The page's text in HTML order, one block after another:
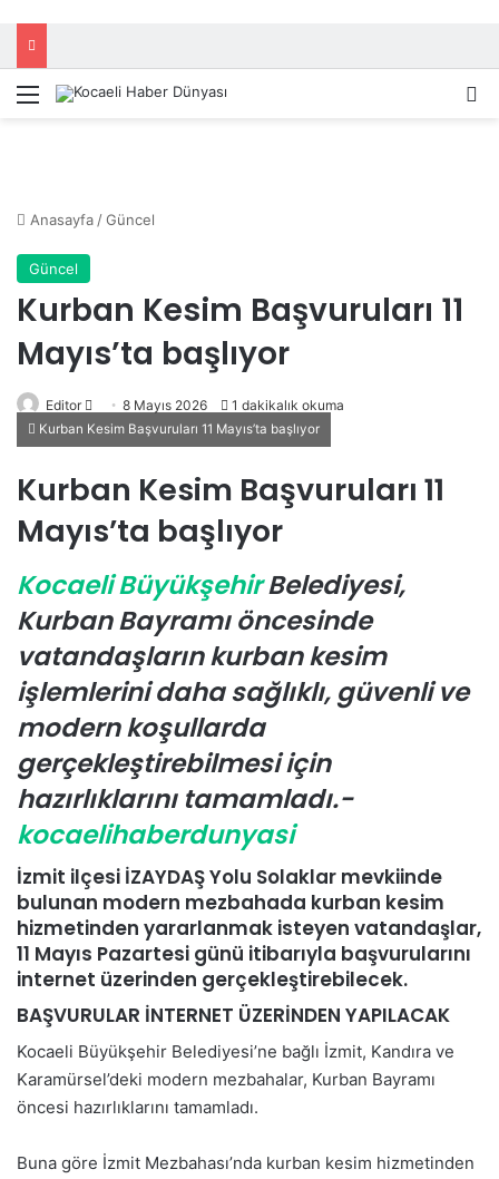
Menü
Anasayfa /Güncel
Güncel
Kurban Kesim Başvuruları 11
Mayıs’ta başlıyor
Editor
i
e
p
s
t
ö
n
d
r
m
k
8 Mayıs 2026 1 dakikalık okuma
Kurban Kesim Başvuruları 11 Mayıs’ta başlıyor
Kurban Kesim Başvuruları 11
Mayıs’ta başlıyor
Kocaeli BüyükşehirBelediyesi,
Kurban Bayramı öncesinde
vatandaşların kurban kesim
işlemlerini daha sağlıklı, güvenli ve
modern koşullarda
gerçekleştirebilmesi için
hazırlıklarını tamamladı.-
kocaelihaberdunyasi
İzmit ilçesi İZAYDAŞ Yolu Solaklar mevkiinde
bulunan modern mezbahada kurban kesim
hizmetinden yararlanmak isteyen vatandaşlar,
11 Mayıs Pazartesi günü itibarıyla başvurularını
internet üzerinden gerçekleştirebilecek.
BAŞVURULAR İNTERNET ÜZERİNDEN YAPILACAK
Kocaeli Büyükşehir Belediyesi’ne bağlı İzmit, Kandıra ve
Karamürsel’deki modern mezbahalar, Kurban Bayramı
öncesi hazırlıklarını tamamladı.
Buna göre İzmit Mezbahası’nda kurban kesim hizmetinden